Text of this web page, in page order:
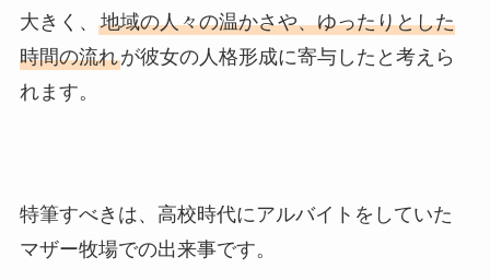
大きく、 地域の人々の温かさや、ゆったりとした
時間の流れが彼女の人格形成に寄与したと考えら
れます。
特筆すべきは、高校時代にアルバイトをしていた
マザー牧場での出来事です。